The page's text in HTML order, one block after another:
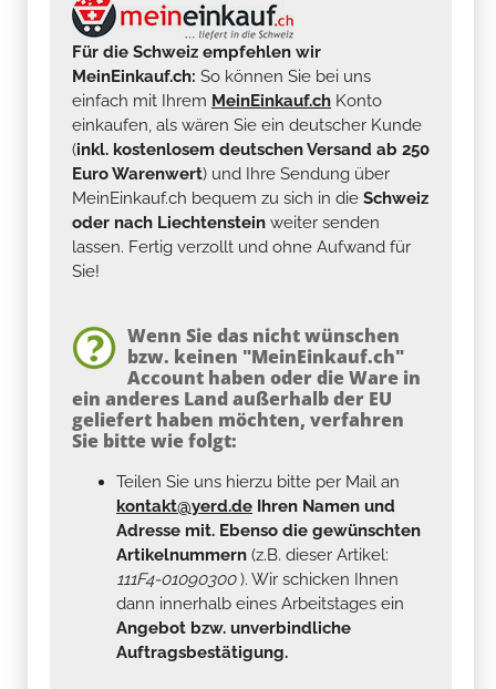
Für die Schweiz empfehlen wir
MeinEinkauf.ch: So können Sie bei uns
einfach mit Ihrem MeinEinkauf.ch Konto
einkaufen, als wären Sie ein deutscher Kunde
(inkl. kostenlosem deutschen Versand ab 250
Euro Warenwert) und Ihre Sendung über
MeinEinkauf.ch bequem zu sich in die Schweiz
oder nach Liechtenstein weiter senden
lassen. Fertig verzollt und ohne Aufwand für
Sie!
Wenn Sie das nicht wünschen
bzw. keinen "MeinEinkauf.ch"
Account haben oder die Ware in
ein anderes Land außerhalb der EU
geliefert haben möchten, verfahren
Sie bitte wie folgt:
Teilen Sie uns hierzu bitte per Mail an
kontakt@yerd.de Ihren Namen und
Adresse mit. Ebenso die gewünschten
Artikelnummern (z.B. dieser Artikel:
111F4-01090300). Wir schicken Ihnen
dann innerhalb eines Arbeitstages ein
Angebot bzw. unverbindliche
Auftragsbestätigung.